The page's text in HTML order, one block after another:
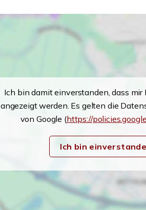
Ich bin damit einverstanden, dass mir
angezeigt werden. Es gelten die
von Google (https://
Ich bin